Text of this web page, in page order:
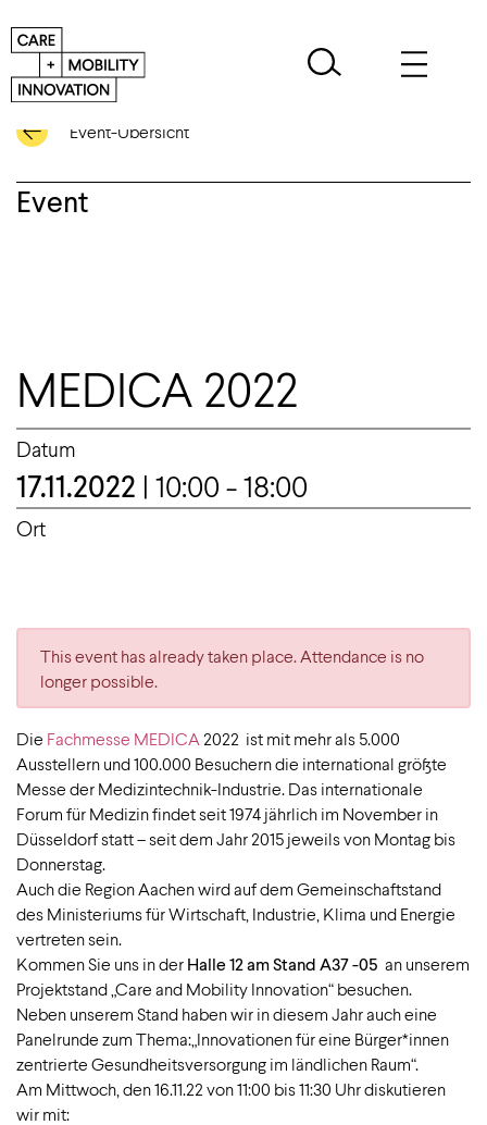
Event-Übersicht
Event
MEDICA 2022
Datum
17.11.2022 | 10:00 - 18:00
Ort
This event has already taken place. Attendance is no
longer possible.
Die Fachmesse MEDICA 2022 ist mit mehr als 5.000
Ausstellern und 100.000 Besuchern die international größte
Messe der Medizintechnik-Industrie. Das internationale
Forum für Medizin findet seit 1974 jährlich im November in
Düsseldorf statt – seit dem Jahr 2015 jeweils von Montag bis
Donnerstag.
Auch die Region Aachen wird auf dem Gemeinschaftstand
des Ministeriums für Wirtschaft, Industrie, Klima und Energie
vertreten sein.
Kommen Sie uns in der Halle 12 am Stand A37 -05 an unserem
Projektstand „Care and Mobility Innovation“ besuchen.
Neben unserem Stand haben wir in diesem Jahr auch eine
Panelrunde zum Thema:„Innovationen für eine Bürger*innen
zentrierte Gesundheitsversorgung im ländlichen Raum“.
Am Mittwoch, den 16.11.22 von 11:00 bis 11:30 Uhr diskutieren
wir mit: